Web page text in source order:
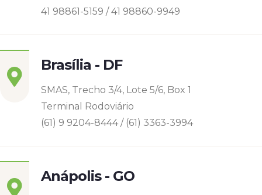
41 98861-5159 / 41 98860-9949
Brasília - DF
SMAS, Trecho 3/4, Lote 5/6, Box 1
Terminal Rodoviário
(61) 9 9204-8444 / (61) 3363-3994
Anápolis - GO